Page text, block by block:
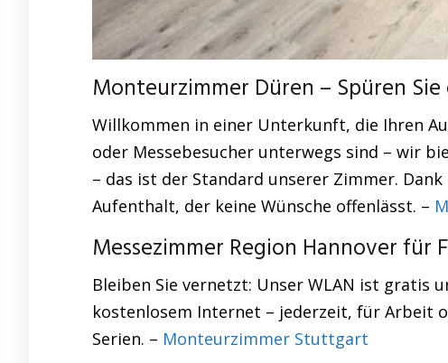
Monteurzimmer Düren – Spüren
Willkommen in einer Unterkunft, die Ihren
oder Messebesucher unterwegs sind – wir
– das ist der Standard unserer Zimmer.
Aufenthalt, der keine Wünsche offenlässt. –
Messezimmer Region Hannover für
Bleiben Sie vernetzt: Unser WLAN ist gratis
kostenlosem Internet – jederzeit, für Arbeit
Serien. – Monteurzimmer Stuttgart